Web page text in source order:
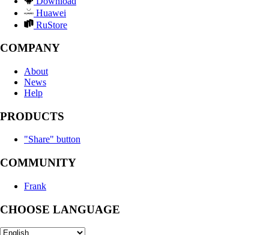
Huawei
RuStore
COMPANY
About
News
Help
PRODUCTS
"Share" button
COMMUNITY
Frank
CHOOSE LANGUAGE